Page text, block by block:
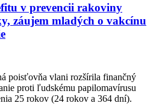
v prevencii rakoviny
záujem mladých o vakcínu
poisťovňa vlani rozšírila finančný
proti ľudskému papilomavírusu
25 rokov (24 rokov a 364 dní).